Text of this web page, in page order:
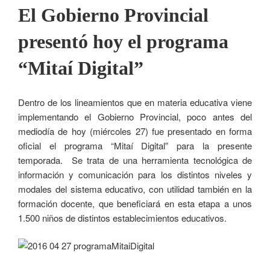
El Gobierno Provincial
presentó hoy el programa
“Mitaí Digital”
Dentro de los lineamientos que en materia educativa viene
implementando el Gobierno Provincial, poco antes del
mediodía de hoy (miércoles 27) fue presentado en forma
oficial el programa “Mitaí Digital” para la presente
temporada. Se trata de una herramienta tecnológica de
información y comunicación para los distintos niveles y
modales del sistema educativo, con utilidad también en la
formación docente, que beneficiará en esta etapa a unos
1.500 niños de distintos establecimientos educativos.